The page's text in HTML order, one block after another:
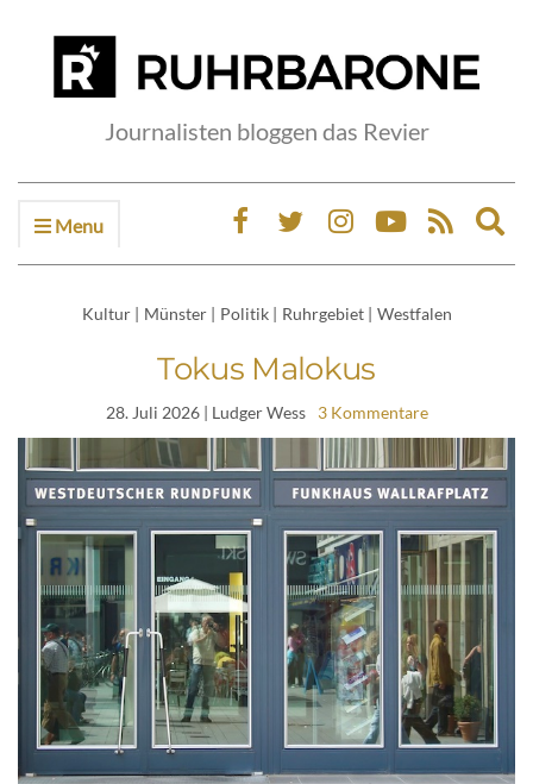
Journalisten bloggen das Revier
Menu
Kultur | Münster | Politik | Ruhrgebiet | Westfalen
Tokus Malokus
28. Juli 2026| Ludger Wess 3 Kommentare